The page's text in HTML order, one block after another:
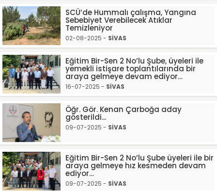
SCÜ’de Hummalı çalışma, Yangına
Sebebiyet Verebilecek Atıklar
Temizleniyor
02-08-2025 - SİVAS
Eğitim Bir-Sen 2 No’lu Şube, üyeleri ile
yemekli istişare toplantılarında bir
araya gelmeye devam ediyor…
16-07-2025 - SİVAS
Öğr. Gör. Kenan Çarboğa aday
gösterildi...
09-07-2025 - SİVAS
Eğitim Bir-Sen 2 No’lu Şube üyeleri ile bir
araya gelmeye hız kesmeden devam
ediyor…
09-07-2025 - SİVAS